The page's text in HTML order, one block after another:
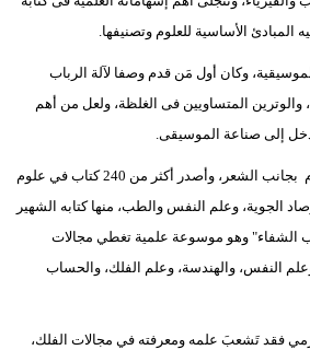
المبادئ الأساسية للعلوم وتصنيفها.
وكان أول مَن قدم وصفا لآلة الرباب
والوترين المتساويين فى الغلظة، ولعل من أهم
إلى صناعة الموسيقى.
بينما جمع ابن سينا عدة علوم بجانب الشعر، وأصدر أكثر من 240 كتاب في علوم
الجوية، وعلم النفس والطب، منها كتابه الشهير
الشفاء" وهو موسوعة علمية تغطي مجالات
النفس، والهندسة، وعلم الفلك، والحساب
فقد تَشعبَ علمه ومعرفته في مجالات الفلك،